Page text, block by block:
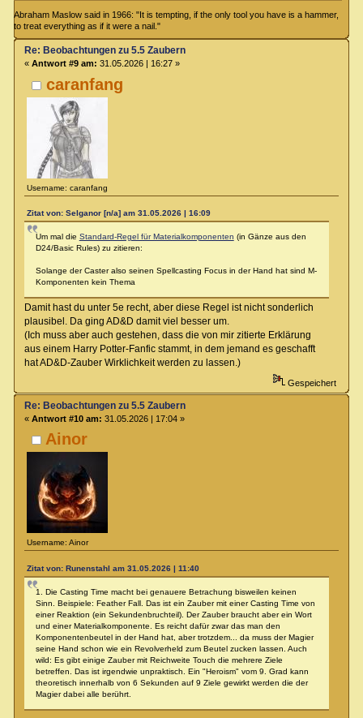
Abraham Maslow said in 1966: "It is tempting, if the only tool you have is a hammer,
to treat everything as if it were a nail."
caranfang
Username: caranfang
Re: Beobachtungen zu 5.5 Zaubern
« Antwort #9 am: 31.05.2026 | 16:27 »
Zitat von: Selganor [n/a] am 31.05.2026 | 16:09
Um mal die Standard-Regel für Materialkomponenten (in Gänze aus den
D24/Basic Rules) zu zitieren:
Solange der Caster also seinen Spellcasting Focus in der Hand hat sind M-
Komponenten kein Thema
Damit hast du unter 5e recht, aber diese Regel ist nicht sonderlich
plausibel. Da ging AD&D damit viel besser um.
(Ich muss aber auch gestehen, dass die von mir zitierte Erklärung
aus einem Harry Potter-Fanfic stammt, in dem jemand es geschafft
hat AD&D-Zauber Wirklichkeit werden zu lassen.)
Gespeichert
Ainor
Username: Ainor
Re: Beobachtungen zu 5.5 Zaubern
« Antwort #10 am: 31.05.2026 | 17:04 »
Zitat von: Runenstahl am 31.05.2026 | 11:40
1. Die Casting Time macht bei genauere Betrachung bisweilen keinen
Sinn. Beispiele: Feather Fall. Das ist ein Zauber mit einer Casting Time von
einer Reaktion (ein Sekundenbruchteil). Der Zauber braucht aber ein Wort
und einer Materialkomponente. Es reicht dafür zwar das man den
Komponentenbeutel in der Hand hat, aber trotzdem... da muss der Magier
seine Hand schon wie ein Revolverheld zum Beutel zucken lassen. Auch
wild: Es gibt einige Zauber mit Reichweite Touch die mehrere Ziele
betreffen. Das ist irgendwie unpraktisch. Ein "Heroism" vom 9. Grad kann
theoretisch innerhalb von 6 Sekunden auf 9 Ziele gewirkt werden die der
Magier dabei alle berührt.